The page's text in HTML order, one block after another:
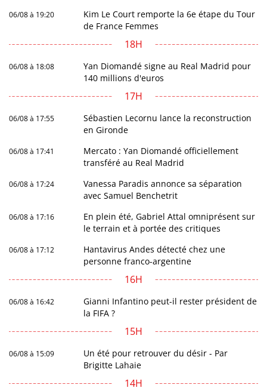
06/08 à 19:20
Kim Le Court remporte la 6e étape du Tour
de France Femmes
18H
06/08 à 18:08
Yan Diomandé signe au Real Madrid pour
140 millions d'euros
17H
06/08 à 17:55
Sébastien Lecornu lance la reconstruction
en Gironde
06/08 à 17:41
Mercato : Yan Diomandé officiellement
transféré au Real Madrid
06/08 à 17:24
Vanessa Paradis annonce sa séparation
avec Samuel Benchetrit
06/08 à 17:16
En plein été, Gabriel Attal omniprésent sur
le terrain et à portée des critiques
06/08 à 17:12
Hantavirus Andes détecté chez une
personne franco-argentine
16H
06/08 à 16:42
Gianni Infantino peut-il rester président de
la FIFA ?
15H
06/08 à 15:09
Un été pour retrouver du désir - Par
Brigitte Lahaie
14H